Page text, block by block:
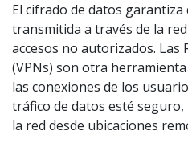
El cifrado de datos
transmitida a través de la
accesos no autorizados. Las
(VPNs) son otra
las conexiones de los
tráfico de datos esté seguro,
la red desde ubicaciones